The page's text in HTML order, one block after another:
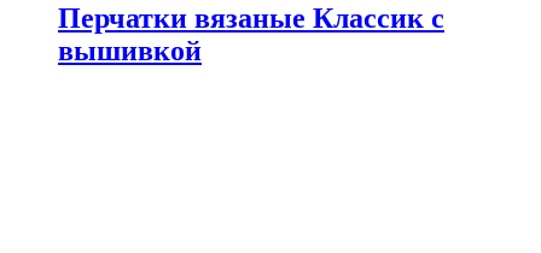
Перчатки вязаные Классик с
вышивкой